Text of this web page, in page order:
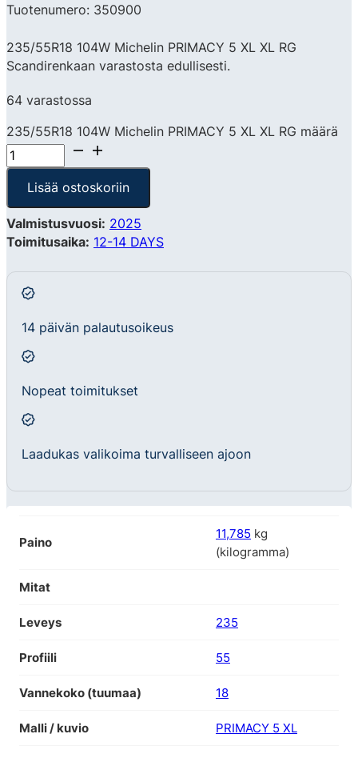
Tuotenumero: 350900
235/55R18 104W Michelin PRIMACY 5 XL XL RG
Scandirenkaan varastosta edullisesti.
64 varastossa
235/55R18 104W Michelin PRIMACY 5 XL XL RG määrä
Lisää ostoskoriin
Valmistusvuosi: 2025
Toimitusaika: 12-14 DAYS
14 päivän palautusoikeus
Nopeat toimitukset
Laadukas valikoima turvalliseen ajoon
Paino
11,785 kg
(kilogramma)
Mitat
Leveys 235
Profiili 55
Vannekoko (tuumaa) 18
Malli / kuvio PRIMACY 5 XL